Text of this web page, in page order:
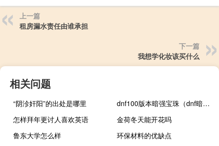
上一篇
租房漏水责任由谁承担
下一篇
我想学化妆该买什么
相关问题
“阴沴奸阳”的出处是哪里
dnf100版本暗强宝珠（dnf暗强宝珠有哪些）
怎样拜年更讨人喜欢英语
金荷冬天能开花吗
鲁东大学怎么样
环保材料的优缺点